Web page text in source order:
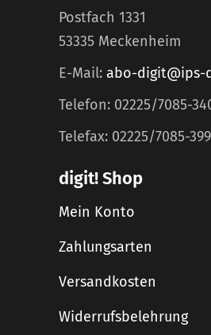
Postfach 1331
53335 Meckenheim
E-Mail: abo-digit@ips-
Telefon: 02225/7085-
Telefax: 02225/7085-399
digit! Shop
Mein Konto
Zahlungsarten
Versandkosten
Widerrufsbelehrung